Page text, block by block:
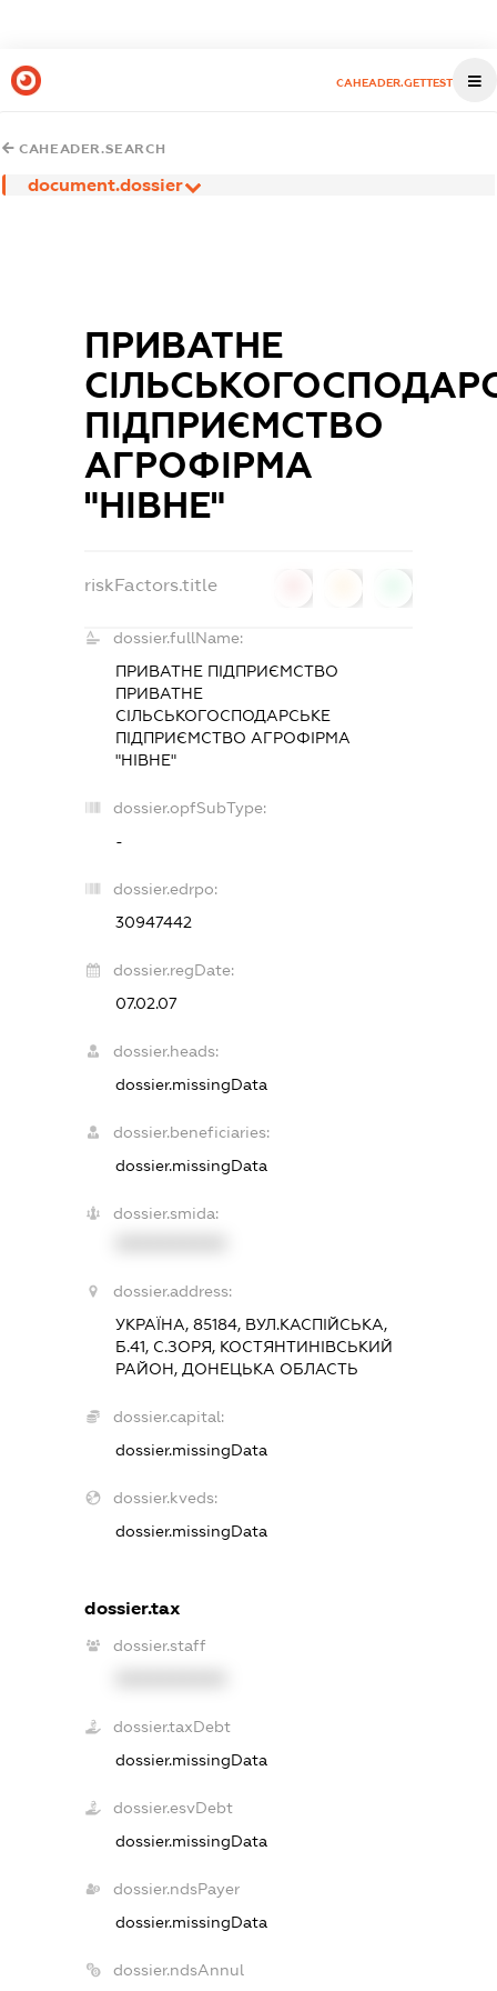
CAHEADER.GETTEST
CAHEADER.SEARCH
document.dossier
ПРИВАТНЕ
ПІДПРИЄМСТВО
АГРОФІРМА
"НІВНЕ"
riskFactors.title
dossier.fullName:
ПРИВАТНЕ ПІДПРИЄМСТВО
ПРИВАТНЕ
СІЛЬСЬКОГОСПОДАРСЬКЕ
ПІДПРИЄМСТВО АГРОФІРМА
"НІВНЕ"
dossier.opfSubType:
-
dossier.edrpo:
30947442
dossier.regDate:
07.02.07
dossier.heads:
dossier.missingData
dossier.beneficiaries:
dossier.missingData
dossier.smida:
dossier.address:
УКРАЇНА, 85184, ВУЛ.КАСПІЙСЬКА,
Б.41, С.ЗОРЯ, КОСТЯНТИНІВСЬКИЙ
РАЙОН, ДОНЕЦЬКА ОБЛАСТЬ
dossier.capital:
dossier.missingData
dossier.kveds:
dossier.missingData
dossier.tax
dossier.staff
dossier.taxDebt
dossier.missingData
dossier.esvDebt
dossier.missingData
dossier.ndsPayer
dossier.missingData
dossier.ndsAnnul